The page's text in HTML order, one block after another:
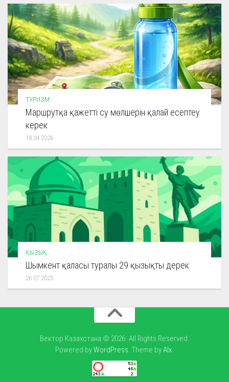
ТУРИЗМ
Маршрутқа қажетті су мөлшерін қалай есептеу
керек
18.04.2026
ҚЫЗЫҚ
Шымкент қаласы туралы 29 қызықты дерек
26.07.2025
Вектор Казахстана © 2026. All Rights Reserved.
Powered byWordPress. Theme byAlx.